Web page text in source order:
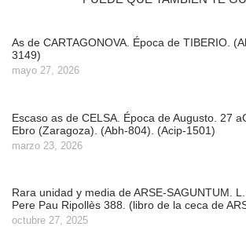
As de CARTAGONOVA. Época de TIBERIO.
3149)
mayo 27, 2026
Escaso as de CELSA. Época de Augusto. 27
Ebro (Zaragoza). (Abh-804). (Acip-1501)
marzo 23, 2026
Rara unidad y media de ARSE-SAGUNTUM.
Pere Pau Ripollès 388. (libro de la ceca de
octubre 27, 2025